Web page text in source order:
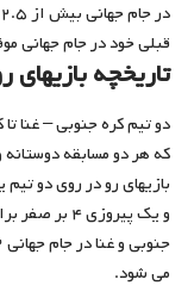
قبلی خود در جام جهانی
تاریخچه بازیهای
دو تیم کره جنوبی – غنا
که هر دو مسابقه
می شود.